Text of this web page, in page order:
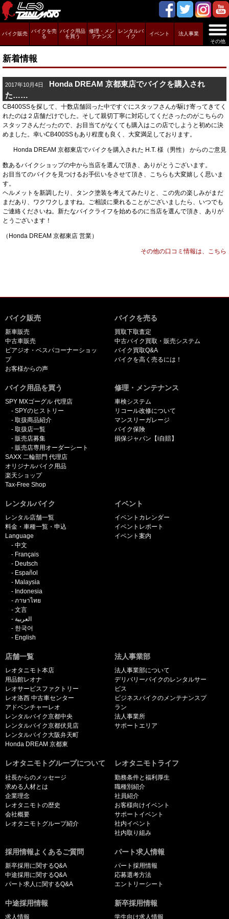
その他
バイク販売
バイクを売
る
バイク用品
を買う
修理・メン
テナンス
レンタルバ
イク
イベント 法人事業
新着情報
2017年10月4日
Honda DREAM 京都東店でバイクを購入され
た……
CB400SSを探して、十数店舗回った中ですぐにスタッフさんが駆け寄ってきてく
れたのは２店舗だけでした。そして親切丁寧に対応してくださったのがこちらの
スタッフさんだったので、お目当てがなくても購入はこの店でしようと初めに決
めました。幸いCB400SSもあり程度も良く、大変満足しております。
Honda DREAM 京都東店でバイクを購入された H.T. 様（男性） からのご意見
数あるバイクショップの中から当店を選んで頂き、ありがとうございます。
お目当てのバイクを見つけるお手伝いをさせて頂き、こちらも大変嬉しく思いま
す。
ヘルメットを新調したり、タンク塗装を考えてみたりと、この先の楽しみがまだ
まだあり、ワクワクしますね。ご相談に乗れることがございましたら、いつでも
ご連絡くださいね。新たなバイクライフを始めるのに当店を選んで頂き、ありが
とうございます！
（Honda DREAM 京都東店 営業）
その他の口コミ情報は、こちら
バイク販売
新車販売
中古車販売
ピアジオ・ベスパコーナーショッ
プ
お客様からの声
バイクを売る
買取下取査定
中古バイク買取・販売システム
バイク買取Q&A
バイクを高く売るには！
バイク用品を買う
SPY MXゴーグル 代理店
SPYのヒストリー
取扱商品紹介
取扱店一覧
販売店募集
販売店専用オーダーシート
SAXX 二輪部門 代理店
オリジナルバイク用品
楽天ショップ
Tax-Free Shop
修理・メンテナンス
車検システム
リコール改修について
マンスリーガレージ
バイク保険
損保ジャパン【i自賠】
レンタルバイク
レンタル店舗一覧
料金・車種一覧・申込
Language
中文
Français
Deutsch
Español
Malaysia
Indonesia
ภาษาไทย
文言
العربية
한국어
English
イベント
イベントカレンダー
イベントレポート
イベント案内
店舗一覧
レオタニモト本店
用品館レオナ
レオサービスファクトリー
レオ洛西 中古車センター
アドベンチャーレオ
レンタルバイク京都中央
レンタルバイク京都伏見店
レンタルバイク大阪弁天町
Honda DREAM 京都東
法人事業部
法人事業部について
デリバリーバイクのレンタルサー
ビス
ビジネスバイクのメンテナンスプ
ラン
法人事業所
サポートエリア
レオタニモトグループについて
社長からのメッセージ
求める人材とは
企業理念
レオタニモトの歴史
会社概要
レオタニモトグループ紹介
レオタニモトライフ
勤務条件と福利厚生
職種別紹介
社員紹介
お客様向けイベント
サポートイベント
社内イベント
社内取り組み
採用情報よくあるご質問
新卒採用に関するQ&A
中途採用に関するQ&A
パート求人に関するQ&A
パート求人情報
パート採用情報
応募選考方法
エントリーシート
中途採用情報
求人情報
新卒採用情報
学生向け求人情報